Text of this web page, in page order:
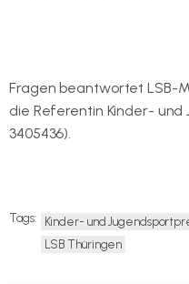
Landessportbundes
Fragen beantwortet LSB-
die Referentin Kinder- und
3405436).
Tags: Kinder- und
LSB Thüringen